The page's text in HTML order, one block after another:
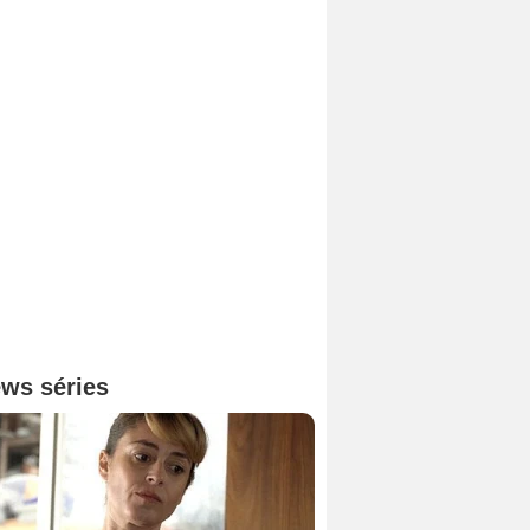
séries